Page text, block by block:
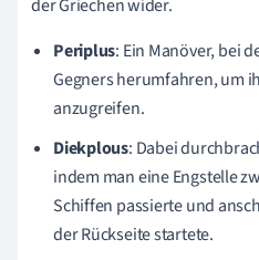
der Griechen wider.
Periplus: Ein Manöver, bei
Gegners herumfahren, um
anzugreifen.
Diekplous: Dabei
indem man eine Engstelle
Schiffen passierte und
der Rückseite startete.